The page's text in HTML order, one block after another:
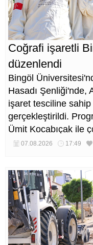
Coğrafi işaretli
düzenlendi
Bingöl
Hasadı Şenliği'nde,
işaret tesciline sahip
gerçekleştirildi.
Ümit Kocabıçak ile
katıldı.
07.08.2026 17:49